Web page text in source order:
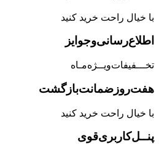
با خیال راحت خرید کنید
اطلاع‌رسانی‌و‌جوایز
تخـــفیفات‌ویــژه‌مـاه
هفت‌روز‌ضمانت‌بازگشت
با خیال راحت خرید کنید
پنــل‌کاربری‌قوی